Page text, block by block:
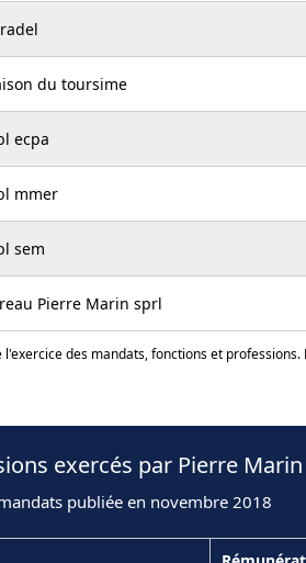
du toursime
ecpa
mmer
sem
Pierre Marin sprl
des mandats, fonctions et
exercés par Pierre
publiée en novembre 2018